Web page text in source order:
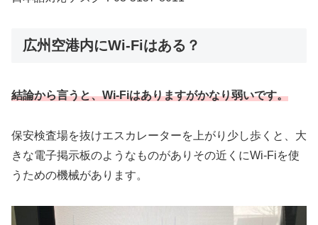
広州空港内にWi-Fiはある？
結論から言うと、Wi-Fiはありますがかなり弱いです。
保安検査場を抜けエスカレーターを上がり少し歩くと、大
きな電子掲示板のようなものがありその近くにWi-Fiを使
うための機械があります。